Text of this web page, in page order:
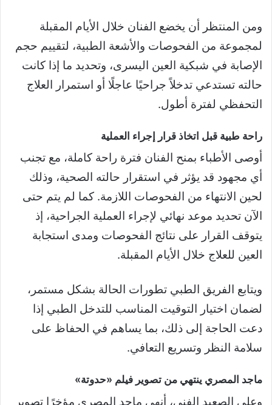
ومن المنتظر أن يخضع الفنان خلال الأيام المقبلة
لمجموعة من الفحوصات والأشعة الطبية، لتقييم حجم
الإصابة في شبكية العين اليسرى، وتحديد ما إذا كانت
حالته تستدعي تدخلاً جراحيًا عاجلًا أو استمرار العلاج
التحفظي لفترة أطول.
راحة طبية قبل اتخاذ قرار إجراء العملية
أوصى الأطباء بمنح الفنان فترة راحة كاملة، مع تجنب
أي مجهود قد يؤثر في استقرار حالته الصحية، وذلك
لحين الانتهاء من الفحوصات اللازمة. كما لم يتم حتى
الآن تحديد موعد نهائي لإجراء العملية الجراحية، إذ
يتوقف القرار على نتائج الفحوصات ومدى استجابة
العين للعلاج خلال الأيام المقبلة.
ويتابع الفريق الطبي تطورات الحالة بشكل مستمر،
لضمان اختيار التوقيت المناسب للتدخل الطبي إذا
دعت الحاجة إلى ذلك، بما يساهم في الحفاظ على
سلامة النظر وتسريع التعافي.
ماجد المصري ينتهي من تصوير فيلم «حدوتة»
وعلى الصعيد الفني، أنهى ماجد المصري مؤخرًا تصوير